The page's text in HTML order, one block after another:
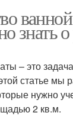
знать
– это
статье мы
нужно
2 кв.м.